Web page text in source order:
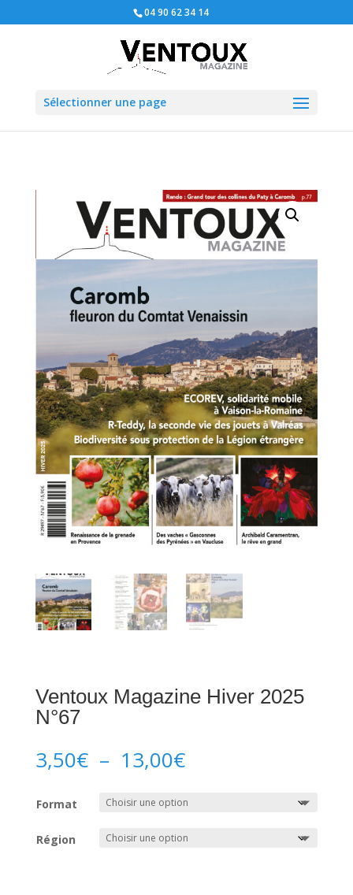
04 90 62 34 14
Sélectionner une page
Ventoux Magazine Hiver 2025
N°67
3,50€ – 13,00€Plage
de
prix :
3,50€
à
13,00€
Format
Région